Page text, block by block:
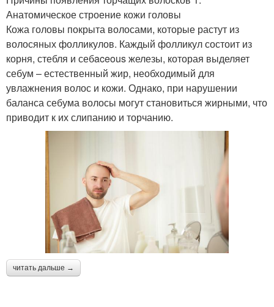
Анатомическое строение кожи головы
Кожа головы покрыта волосами, которые растут из
волосяных фолликулов. Каждый фолликул состоит из
корня, стебля и себaceous железы, которая выделяет
себум – естественный жир, необходимый для
увлажнения волос и кожи. Однако, при нарушении
баланса себума волосы могут становиться жирными, что
приводит к их слипанию и торчанию.
читать дальше →